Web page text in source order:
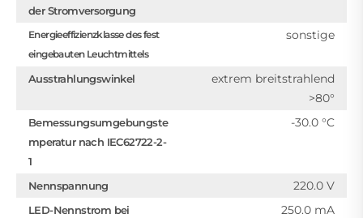
der Stromversorgung
Energieeffizienzklasse des fest
eingebauten Leuchtmittels
sonstige
Ausstrahlungswinkel
extrem breitstrahlend
>80°
Bemessungsumgebungste
mperatur nach IEC62722-2-
1
-30.0 °C
Nennspannung 220.0 V
LED-Nennstrom bei
250.0 mA